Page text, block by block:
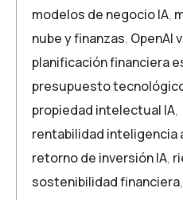
modelos de negocio IA,
nube y finanzas, OpenAI
planificación financiera
presupuesto
propiedad intelectual IA,
rentabilidad inteligencia
retorno de inversión IA,
sostenibilidad financiera,